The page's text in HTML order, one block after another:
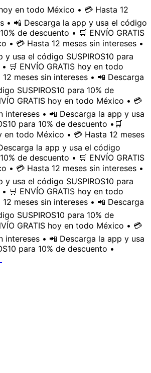
hoy en todo México • 💳 Hasta 12
• 📲 Descarga la app y usa el código
de descuento • 🛒 ENVÍO GRATIS
• 💳 Hasta 12 meses sin intereses •
y usa el código SUSPIROS10 para
🛒 ENVÍO GRATIS hoy en todo
meses sin intereses • 📲 Descarga
SUSPIROS10 para 10% de
GRATIS hoy en todo México • 💳
intereses • 📲 Descarga la app y usa
para 10% de descuento • 🛒
en todo México • 💳 Hasta 12 meses
la app y usa el código
de descuento • 🛒 ENVÍO GRATIS
• 💳 Hasta 12 meses sin intereses •
y usa el código SUSPIROS10 para
🛒 ENVÍO GRATIS hoy en todo
meses sin intereses • 📲 Descarga
SUSPIROS10 para 10% de
GRATIS hoy en todo México • 💳
intereses • 📲 Descarga la app y usa
para 10% de descuento •